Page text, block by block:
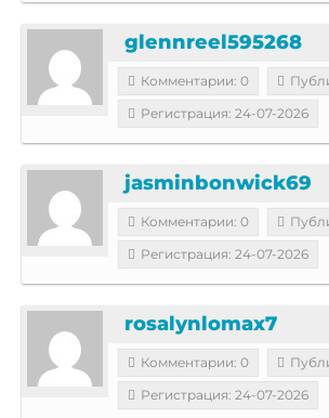
glennreel595268
Комментарии: 0
Регистрация: 24-07-2026
jasminbonwick69
Комментарии: 0
Регистрация: 24-07-2026
rosalynlomax7
Комментарии: 0
Регистрация: 24-07-2026